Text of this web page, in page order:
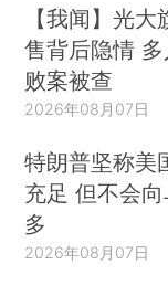
【我闻】光
售背后隐情
败案被查
2026年08月07日
特朗普坚称美
充足 但不会
多
2026年08月07日